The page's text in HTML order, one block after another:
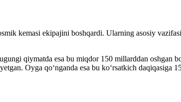
kemasi ekipajini boshqardi. Ularning asosiy
qiymatda esa bu miqdor 150 millarddan
Oyga qoʻnganda esa bu koʻrsatkich daqiqasiga